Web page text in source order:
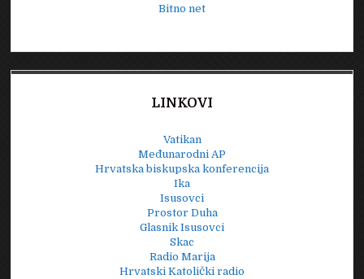
Bitno net
LINKOVI
Vatikan
Međunarodni AP
Hrvatska biskupska konferencija
Ika
Isusovci
Prostor Duha
Glasnik Isusovci
Skac
Radio Marija
Hrvatski Katolički radio